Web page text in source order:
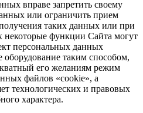
вправе запретить своему
или ограничить прием
таких данных или при
функции Сайта могут
персональных данных
оборудование таким способом,
его желаниям режим
файлов «cookie», а
технологических и правовых
характера.